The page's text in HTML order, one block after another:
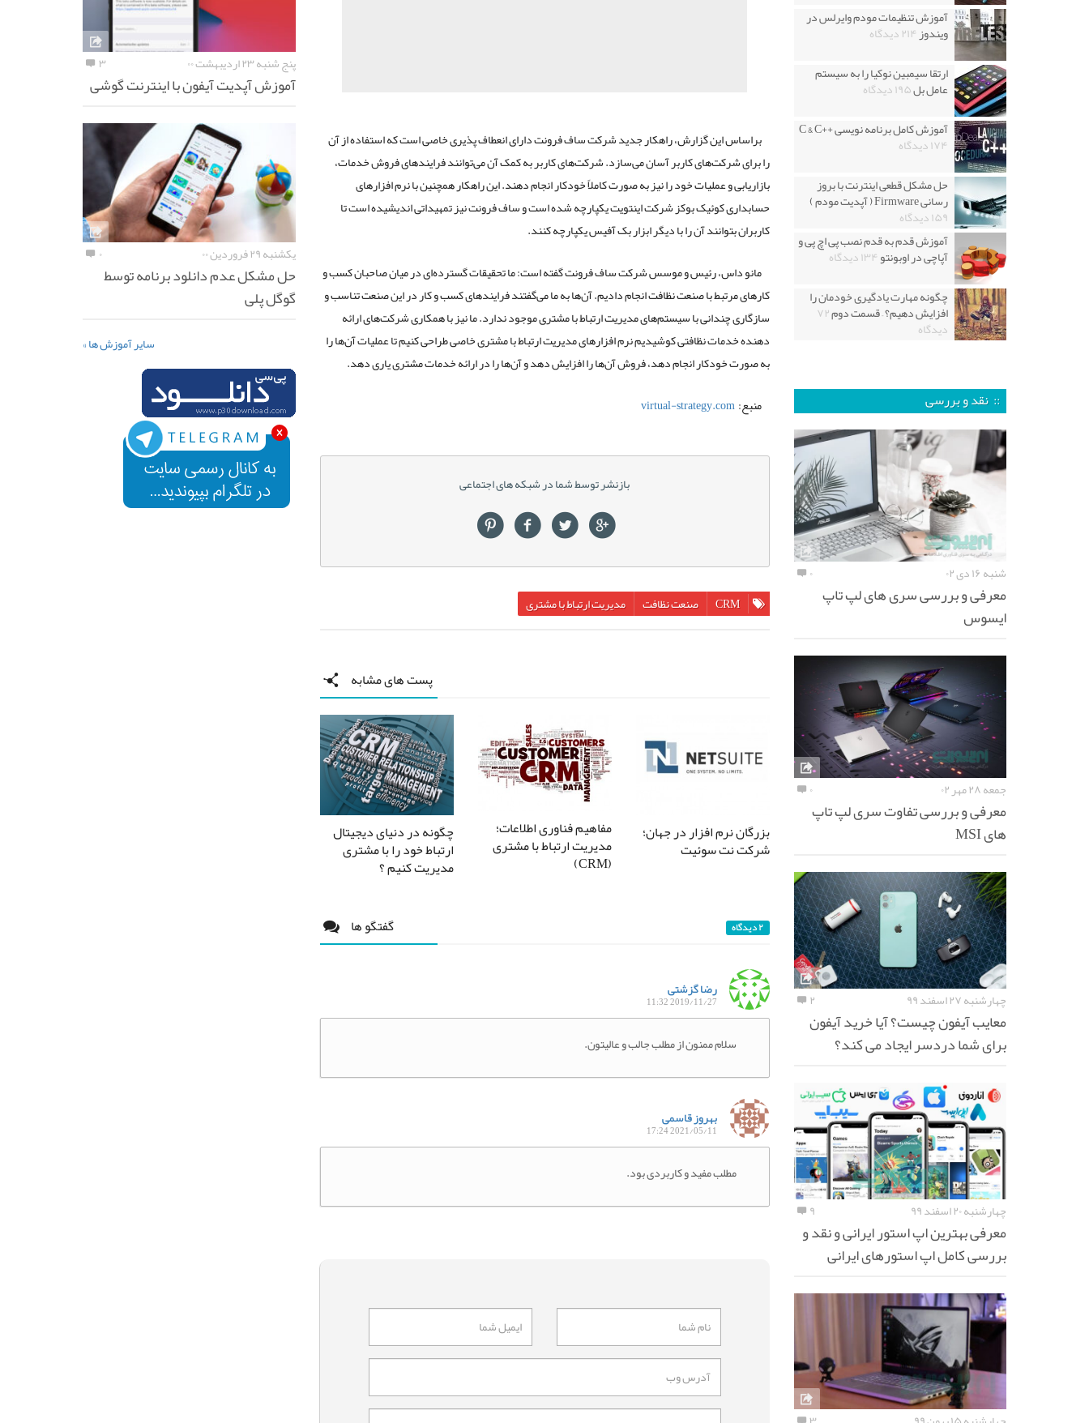
براساس این گزارش، راهکار جدید شرکت ساف فرونت دارای انعطاف پذیری خاصی است که استفاده از آن
را برای شرکت‌های کاربر آسان می‌سازد. شرکت‌های کاربر به کمک آن می‌توانند فرایندهای فروش خدمات،
بازاریابی و عملیات خود را نیز به صورت کاملاً خودکار انجام دهند. این راهکار همچنین با نرم افزارهای
حسابداری کوئیک بوکز شرکت اینتویت یکپارچه شده است و ساف فرونت نیز تمهیداتی اندیشیده است تا
کاربران بتوانند آن را با دیگر ابزار بک آفیس یکپارچه کنند.
مانو داس، رئیس و موسس شرکت ساف فرونت گفته است: ما تحقیقات گسترده‌ای در میان صاحبان کسب و
کارهای مرتبط با صنعت نظافت انجام دادیم. آن‌ها به ما می‌گفتند فرایندهای کسب و کار در این صنعت تناسب و
سازگاری چندانی با سیستم‌های مدیریت ارتباط با مشتری موجود ندارد. ما نیز با همکاری شرکت‌های ارائه
دهنده خدمات نظافتی کوشیدیم نرم افزارهای مدیریت ارتباط با مشتری خاصی طراحی کنیم تا عملیات آن‌ها را
به صورت خودکار انجام دهد، فروش آن‌ها را افزایش دهد و آن‌ها را در ارائه خدمات مشتری یاری دهد.
منبع:virtual-strategy.com
بازنشر توسط شما در شبکه های اجتماعی
CRM صنعت نظافت مدیریت ارتباط با مشتری
پست های مشابه
بزرگان نرم افزار در جهان؛
شرکت نت سوئیت
مفاهیم فناوری اطلاعات؛
مدیریت ارتباط با مشتری
(CRM)
چگونه در دنیای دیجیتال
ارتباط خود را با مشتری
مدیریت کنیم ؟
گفتگو ها ۲ دیدگاه
رضا گزشتی
2019/11/27 11:32
سلام ممنون از مطلب جالب و عالیتون.
بهروز قاسمی
2021/05/11 17:24
مطلب مفید و کاربردی بود.
آموزش تنظیمات مودم وایرلس در
ویندوز۲۱۴ دیدگاه
ارتقا سیمبین نوکیا را به سیستم
عامل بل۱۹۵ دیدگاه
آموزش کامل برنامه نویسی ++C & C
۱۷۴ دیدگاه
حل مشکل قطعی اینترنت با بروز
رسانی Firmware ( آپدیت مودم )
۱۵۹ دیدگاه
آموزش قدم به قدم نصب پی اچ پی و
آپاچی در اوبونتو۱۳۴ دیدگاه
چگونه مهارت یادگیری خودمان را
افزایش دهیم؟ – قسمت دوم۷۲
دیدگاه
:: نقد و بررسی
شنبه ۱۶ دی ۰۲ ۰
معرفی و بررسی سری های لپ تاپ
ایسوس
جمعه ۲۸ مهر ۰۲ ۰
معرفی و بررسی تفاوت سری لپ تاپ
های MSI
چهارشنبه ۲۷ اسفند ۹۹ ۲
معایب آیفون چیست؟ آیا خرید آیفون
برای شما دردسر ایجاد می کند؟
چهارشنبه ۲۰ اسفند ۹۹ ۹
معرفی بهترین اپ استور ایرانی و نقد و
بررسی کامل اپ استورهای ایرانی
پنج شنبه ۲۳ اردیبهشت ۰۰ ۳
آموزش آپدیت آیفون با اینترنت گوشی
یکشنبه ۲۹ فروردین ۰۰ ۰
حل مشکل عدم دانلود برنامه توسط
گوگل پلی
سایر آموزش ها »